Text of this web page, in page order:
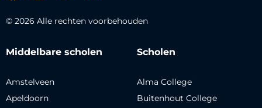
© 2026 Alle rechten voorbehouden
Middelbare scholen
Amstelveen
Apeldoorn
Scholen
Alma College
Buitenhout College